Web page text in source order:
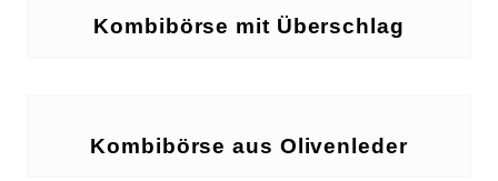
Kombibörse mit Überschlag
Kombibörse aus Olivenleder